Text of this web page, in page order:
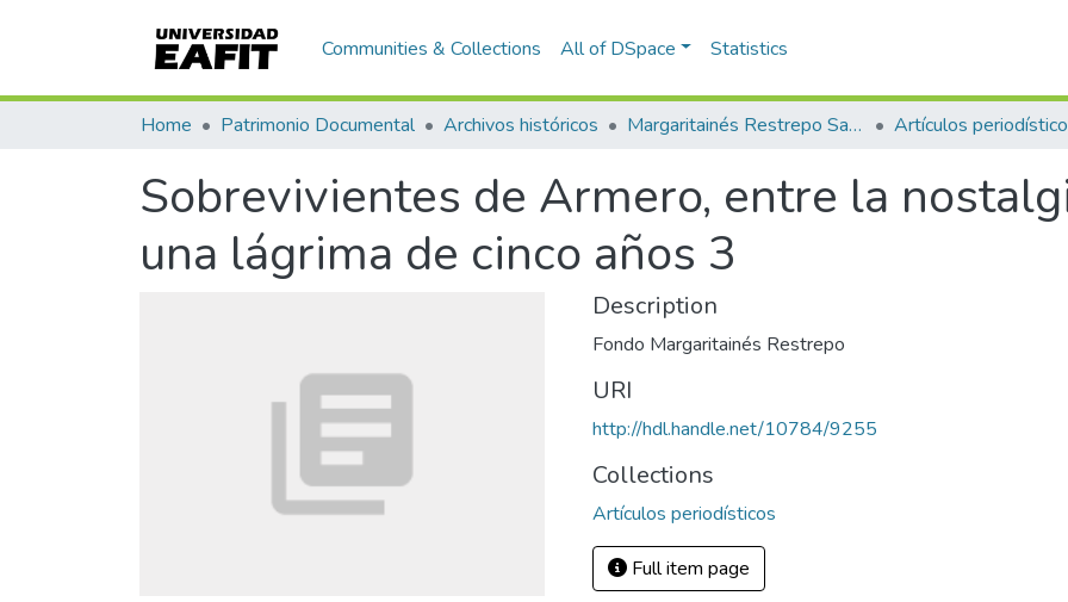
Communities & Collections All of DSpace Statistics
Home Patrimonio Documental Archivos históricos Margaritainés Restrepo Santamaría Artículos
Sobrevivientes de Armero, entre la
una lágrima de cinco años 3
Description
Fondo Margaritainés Restrepo
URI
http://hdl.handle.net/10784/9255
Collections
Artículos periodísticos
Full item page